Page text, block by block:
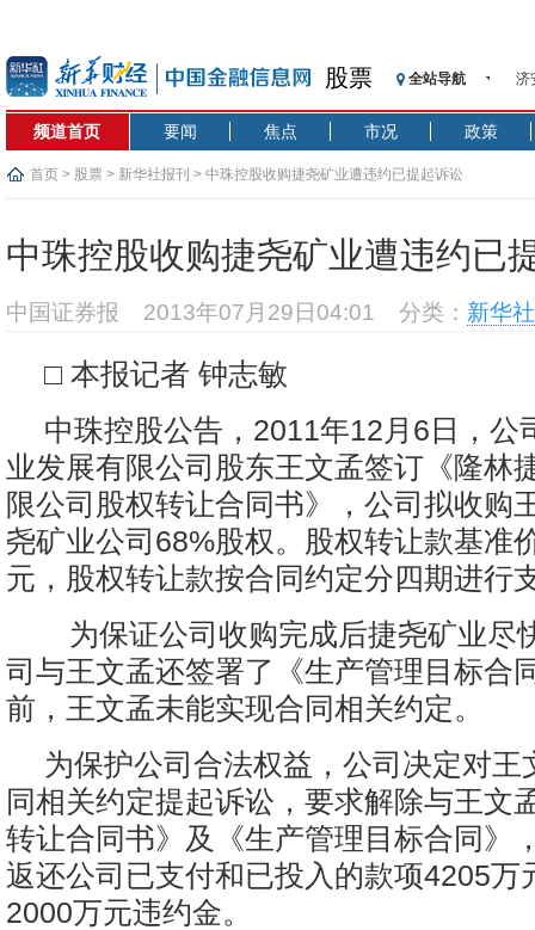
股票 全站导航
济
【
在
基
频道首页 要闻 焦点 市况 政策
首页 > 股票 > 新华社报刊 > 中珠控股收购捷尧矿业遭违约已提起诉讼
中珠控股收购捷尧矿业遭违约已
中国证券报 2013年07月29日04:01 分类： 新华
□ 本报记者 钟志敏
中珠控股公告，2011年12月6日，公
业发展有限公司股东王文孟签订《隆林
限公司股权转让合同书》，公司拟收购
尧矿业公司68%股权。股权转让款基准
元，股权转让款按合同约定分四期进行
为保证公司收购完成后捷尧矿业尽
司与王文孟还签署了《生产管理目标合
前，王文孟未能实现合同相关约定。
为保护公司合法权益，公司决定对王
同相关约定提起诉讼，要求解除与王文
转让合同书》及《生产管理目标合同》
返还公司已支付和已投入的款项4205万
2000万元违约金。